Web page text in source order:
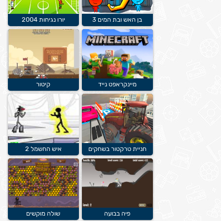
בן האש ובת המים 3 יורו נגיחות 2004
מיינקראפט נייד קיטור
חניית טרקטור בשחקים איש החשמל 2
פיה בבועה שולה מוקשים